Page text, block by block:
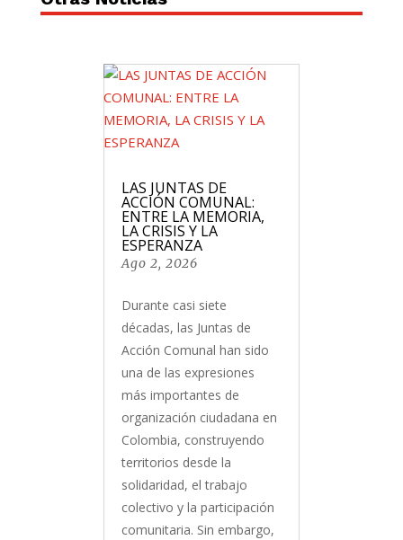
LAS JUNTAS DE
ACCIÓN COMUNAL:
ENTRE LA MEMORIA,
LA CRISIS Y LA
ESPERANZA
Ago 2, 2026
Durante casi siete
décadas, las Juntas de
Acción Comunal han sido
una de las expresiones
más importantes de
organización ciudadana en
Colombia, construyendo
territorios desde la
solidaridad, el trabajo
colectivo y la participación
comunitaria. Sin embargo,